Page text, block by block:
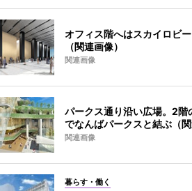
オフィス階へはスカイロビ
（関連画像）
関連画像
パークス通り沿い広場。2階
でなんばパークスと結ぶ（関
関連画像
暮らす・働く